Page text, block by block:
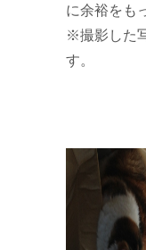
に余裕をも
※撮影した
す。